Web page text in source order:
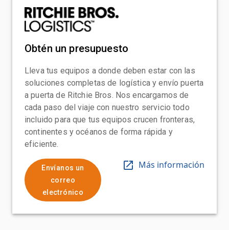
Obtén un presupuesto
Lleva tus equipos a donde deben estar con las
soluciones completas de logística y envío puerta
a puerta de Ritchie Bros. Nos encargamos de
cada paso del viaje con nuestro servicio todo
incluido para que tus equipos crucen fronteras,
continentes y océanos de forma rápida y
eficiente.
Envíanos un
correo
electrónico
Más información